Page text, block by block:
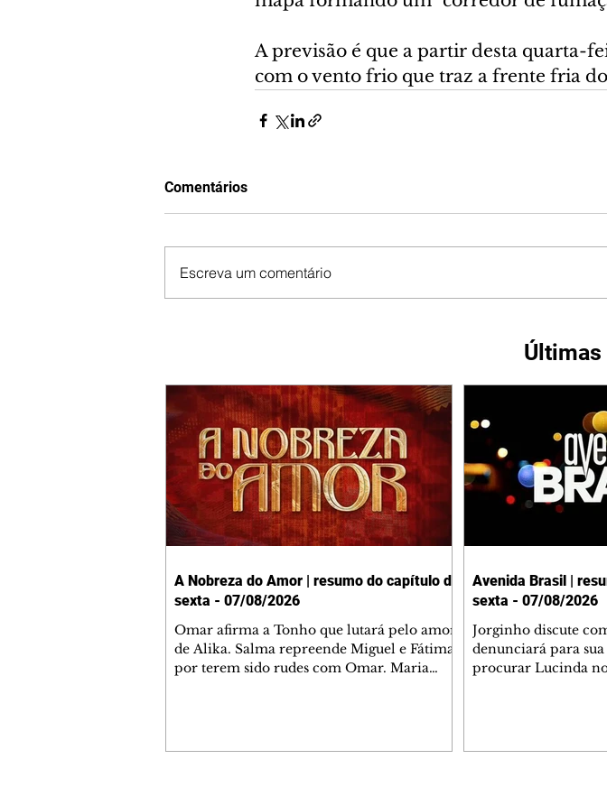
A previsão é que a partir desta quarta-
com o vento frio que traz a frente fria
Comentários
Escreva um comentário
A Nobreza do Amor | resumo do capítulo de
sexta - 07/08/2026
Omar afirma a Tonho que lutará pelo amor
de Alika. Salma repreende Miguel e Fátima
por terem sido rudes com Omar. Maria
Avenida Brasil |
sexta - 07/08/2026
Jorginho discute
denunciará para
procurar Lucinda